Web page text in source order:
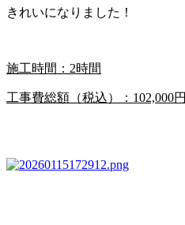
きれいになりました！
施工時間：2時間
工事費総額（税込）：102,000円